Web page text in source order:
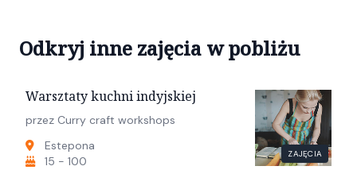
Odkryj inne zajęcia w pobliżu
ZAJĘCIA
Warsztaty kuchni indyjskiej
przez Curry craft workshops
Estepona
15 - 100